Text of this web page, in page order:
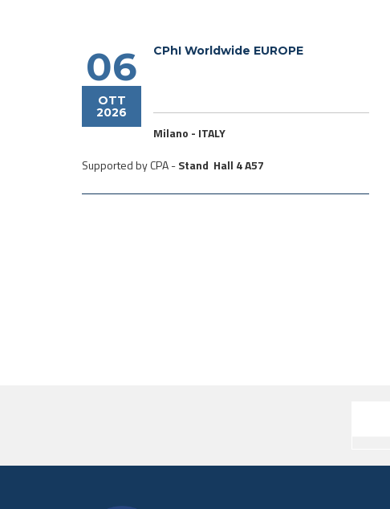
06
OTT
2026
CPhI Worldwide EUROPE
Milano - ITALY
Supported by CPA -Stand Hall 4 A57